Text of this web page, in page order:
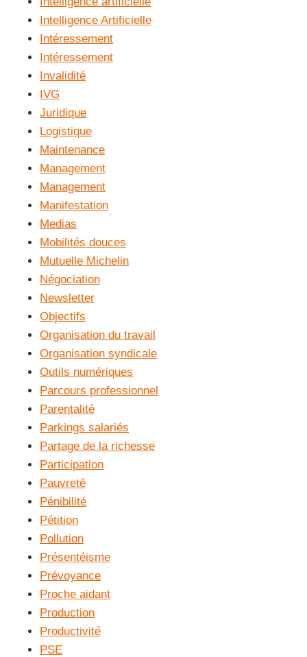
Intelligence Artificielle
Intéressement
Intéressement
Invalidité
IVG
Juridique
Logistique
Maintenance
Management
Management
Manifestation
Medias
Mobilités douces
Mutuelle Michelin
Négociation
Newsletter
Objectifs
Organisation du travail
Organisation syndicale
Outils numériques
Parcours professionnel
Parentalité
Parkings salariés
Partage de la richesse
Participation
Pauvreté
Pénibilité
Pétition
Pollution
Présentéisme
Prévoyance
Proche aidant
Production
Productivité
PSE